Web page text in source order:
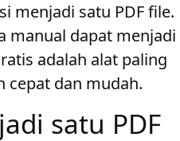
menjadi satu PDF file.
manual dapat menjadi
adalah alat paling
cepat dan mudah.
satu PDF